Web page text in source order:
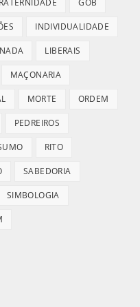
GOB
INDIVIDUALIDADE
LIBERAIS
MAÇONARIA
MORTE ORDEM
PEDREIROS
RITO
SABEDORIA
SIMBOLOGIA